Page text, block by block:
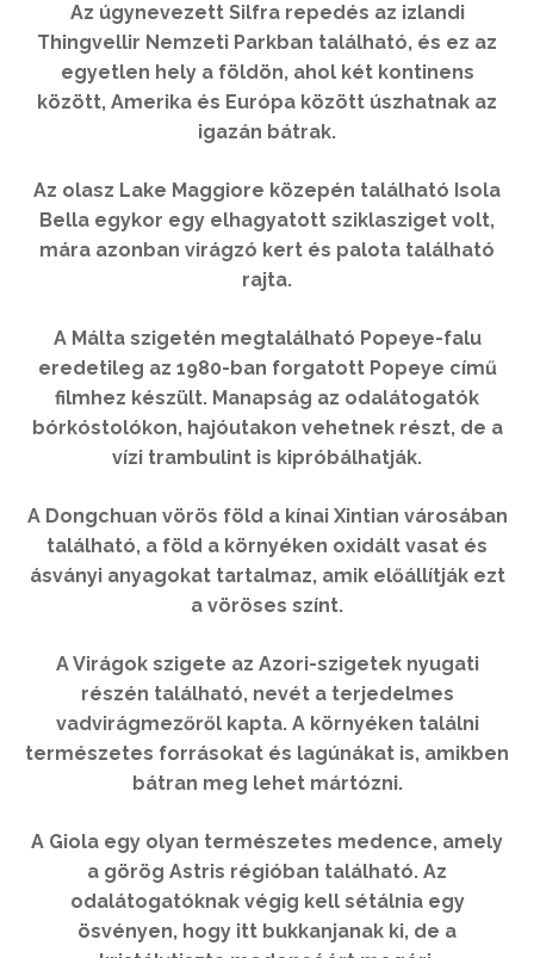
Az úgynevezett Silfra repedés az izlandi
Thingvellir Nemzeti Parkban található, és ez az
egyetlen hely a földön, ahol két kontinens
között, Amerika és Európa között úszhatnak az
igazán bátrak.
Az olasz Lake Maggiore közepén található Isola
Bella egykor egy elhagyatott sziklasziget volt,
mára azonban virágzó kert és palota található
rajta.
A Málta szigetén megtalálható Popeye-falu
eredetileg az 1980-ban forgatott Popeye című
filmhez készült. Manapság az odalátogatók
bórkóstolókon, hajóutakon vehetnek részt, de a
vízi trambulint is kipróbálhatják.
A Dongchuan vörös föld a kínai Xintian városában
található, a föld a környéken oxidált vasat és
ásványi anyagokat tartalmaz, amik előállítják ezt
a vöröses színt.
A Virágok szigete az Azori-szigetek nyugati
részén található, nevét a terjedelmes
vadvirágmezőről kapta. A környéken találni
természetes forrásokat és lagúnákat is, amikben
bátran meg lehet mártózni.
A Giola egy olyan természetes medence, amely
a görög Astris régióban található. Az
odalátogatóknak végig kell sétálnia egy
ösvényen, hogy itt bukkanjanak ki, de a